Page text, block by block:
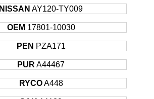
NISSAN AY120-TY009
OEM 17801-10030
PEN PZA171
PUR A44467
RYCO A448